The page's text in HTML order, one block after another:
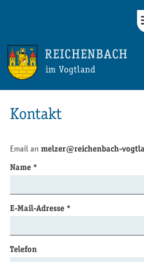
Kontakt
Email an melzer@reichenbach-
Name *
E-Mail-Adresse *
Telefon